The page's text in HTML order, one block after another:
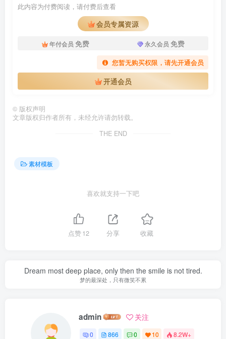
此内容为付费阅读，请付费后查看
会员专属资源
年付会员 免费 永久会员 免费
您暂无购买权限，请先开通会员
开通会员
© 版权声明
文章版权归作者所有，未经允许请勿转载。
THE END
素材模板
喜欢就支持一下吧
点赞12 分享 收藏
Dream most deep place, only then the smile is not tired.
梦的最深处，只有微笑不累
admin 关注
0 866 0 10 8.2W+